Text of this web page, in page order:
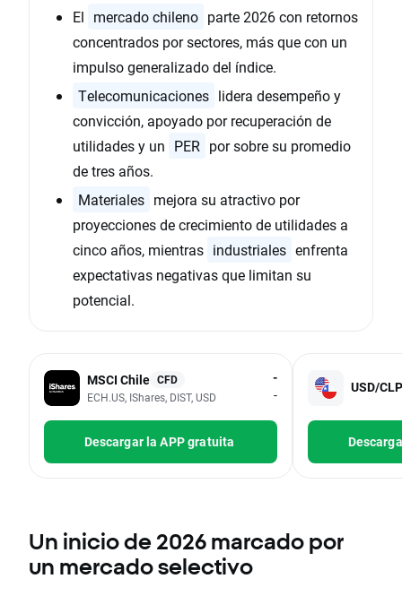
El mercado chileno parte 2026 con retornos
concentrados por sectores, más que con un
impulso generalizado del índice.
Telecomunicaciones lidera desempeño y
convicción, apoyado por recuperación de
utilidades y un PER por sobre su promedio
de tres años.
Materiales mejora su atractivo por
proyecciones de crecimiento de utilidades a
cinco años, mientras industriales enfrenta
expectativas negativas que limitan su
potencial.
MSCI Chile CFD
ECH.US, IShares, DIST, USD
-
-
Descargar la APP gratuita
USD/CLP
Un inicio de 2026 marcado por
un mercado selectivo